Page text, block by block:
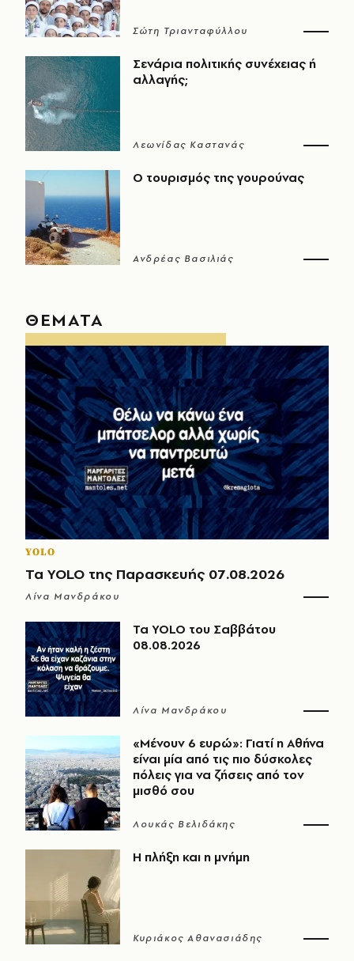
Σώτη Τριανταφύλλου
Σενάρια πολιτικής συνέχειας ή
αλλαγής;
Λεωνίδας Καστανάς
Ο τουρισμός της γουρούνας
Ανδρέας Βασιλιάς
ΘΕΜΑΤΑ
YOLO
Τα YOLO της Παρασκευής 07.08.2026
Λίνα Μανδράκου
Τα YOLO του Σαββάτου
08.08.2026
Λίνα Μανδράκου
«Μένουν 6 ευρώ»: Γιατί η Αθήνα
είναι μία από τις πιο δύσκολες
πόλεις για να ζήσεις από τον
μισθό σου
Λουκάς Βελιδάκης
Η πλήξη και η μνήμη
Κυριάκος Αθανασιάδης